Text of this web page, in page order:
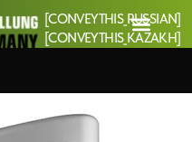
[CONVEYTHIS_RUSSIAN]
[CONVEYTHIS_KAZAKH]